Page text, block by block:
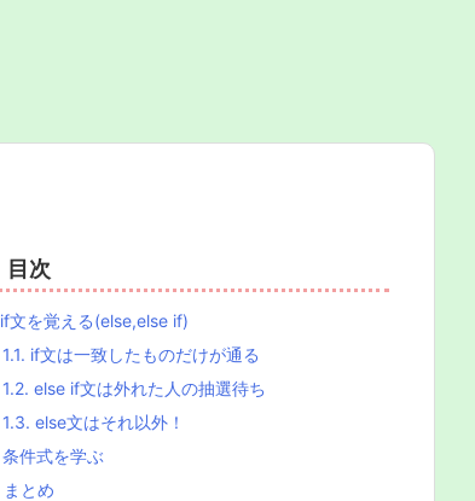
目次
if文を覚える(else,else if)
1.1. if文は一致したものだけが通る
1.2. else if文は外れた人の抽選待ち
1.3. else文はそれ以外！
条件式を学ぶ
まとめ